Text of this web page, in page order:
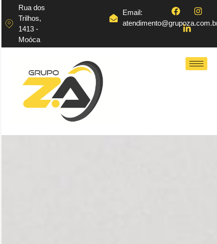
Rua dos
Trilhos,
1413 -
Moóca
Email: